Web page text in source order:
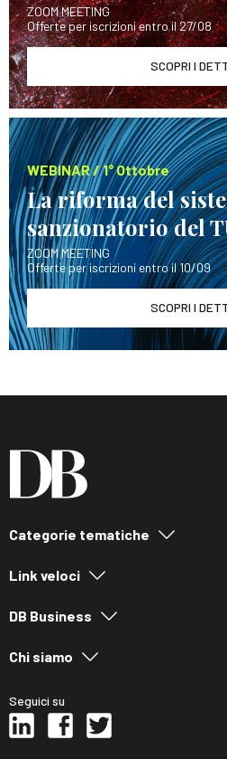
ZOOM MEETING
Offerte per iscrizioni entro il 27/08
SCOPRI I
WEBINAR / 1° Ottobre
La riforma del
sanzionatorio del
ZOOM MEETING
Offerte per iscrizioni entro il 10/09
SCOPRI I
Categorie tematiche
Link veloci
DB Business
Chi siamo
Seguici su